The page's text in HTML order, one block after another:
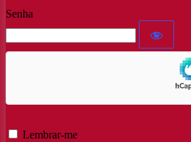
Senha
Lembrar-me